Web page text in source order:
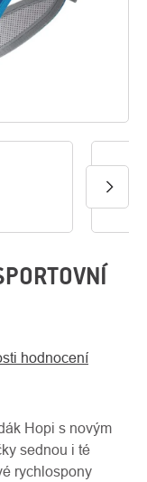
O
hodnocení
Hopi s novým
sednou i té
rychlospony